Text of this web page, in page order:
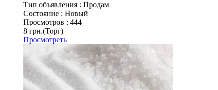
Тип объявления : Продам
Состояние : Новый
Просмотров : 444
8 грн.(Торг)
Просмотреть